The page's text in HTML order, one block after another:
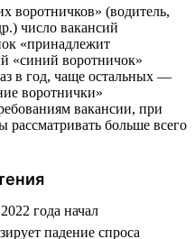
воротничков» (водитель,
число вакансий
«принадлежит
«синий воротничок»
в год, чаще остальных —
воротнички»
вакансии, при
рассматривать больше всего
года начал
падение спроса